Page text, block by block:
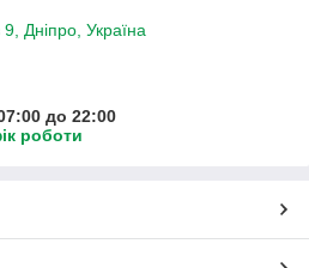
9, Дніпро, Україна
до 22:00
роботи